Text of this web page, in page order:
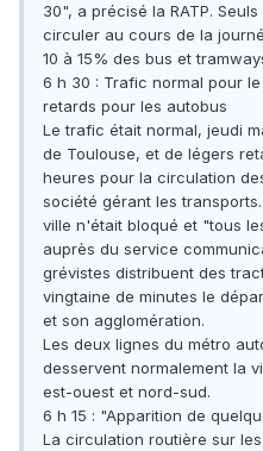
30", a précisé la RATP.
circuler au cours de la
10 à 15% des bus et
6 h 30 : Trafic normal pour
retards pour les autobus
Le trafic était normal, jeudi
de Toulouse, et de légers
heures pour la circulation
société gérant les
ville n'était bloqué et "tous
auprès du service
grévistes distribuent des
vingtaine de minutes le
et son agglomération.
Les deux lignes du métro
desservent normalement la
est-ouest et nord-sud.
6 h 15 : "Apparition de
La circulation routière sur